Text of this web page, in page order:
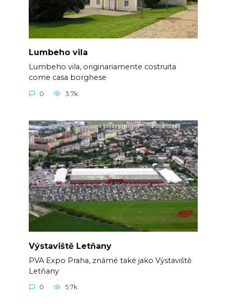
Lumbeho vila
Lumbeho vila, originariamente costruita
come casa borghese
0 3.7k.
Výstaviště Letňany
PVA Expo Praha, známé také jako Výstaviště
Letňany
0 5.7k.